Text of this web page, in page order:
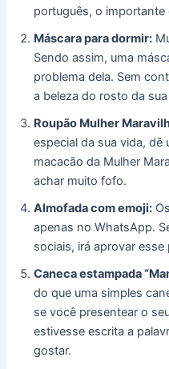
português, o importante
Máscara para dormir:
Sendo assim, uma
problema dela. Sem
a beleza do rosto da
Roupão Mulher
especial da sua vida, dê
macacão da Mulher
achar muito fofo.
Almofada com emoji:
apenas no WhatsApp.
sociais, irá aprovar esse
Caneca estampada
do que uma simples
se você presentear o
estivesse escrita a
gostar.